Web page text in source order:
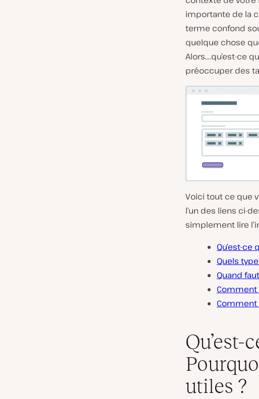
importante de la
terme confond
quelque chose
Alors….qu’est-ce
préoccuper des
Voici tout ce que
l’un des liens ci-
simplement lire
Qu’est-ce
Quels
Quand
Comment
Qu’est-
utiles ?